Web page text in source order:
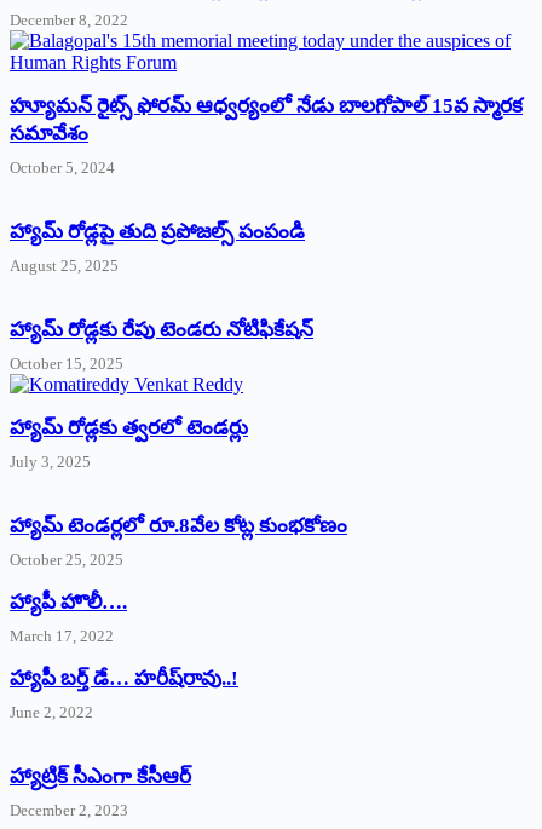
December 8, 2022
హ్యూమన్‌ రైట్స్‌ ఫోరమ్‌ ఆధ్వర్యంలో నేడు బాలగోపాల్‌ 15వ స్మారక
సమావేశం
October 5, 2024
హ్యామ్‌ రోడ్లపై తుది ప్రపోజల్స్‌ పంపండి
August 25, 2025
హ్యామ్‌ రోడ్లకు రేపు టెండరు నోటిఫికేషన్‌
October 15, 2025
హ్యామ్‌ రోడ్లకు త్వరలో టెండర్లు
July 3, 2025
హ్యామ్‌ ‌టెండర్లలో రూ.8వేల కోట్ల కుంభకోణం
October 25, 2025
హ్యాపీ హొలీ….
March 17, 2022
హ్యాపీ బర్త్ ‌డే… హరీష్‌రావు..!
June 2, 2022
హ్యాట్రిక్‌ ‌సీఎంగా కేసీఆర్‌
December 2, 2023